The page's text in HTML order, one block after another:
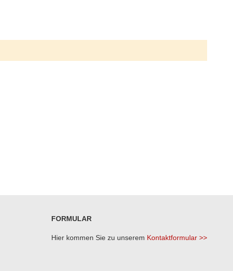
FORMULAR
Hier kommen Sie zu unserem Kontaktformular >>